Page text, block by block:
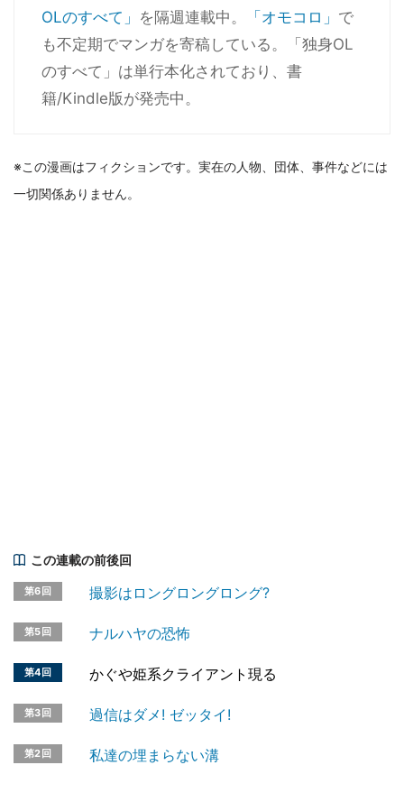
OLのすべて」 を隔週連載中。 「オモコロ」 で
も不定期でマンガを寄稿している。「独身OL
のすべて」は単行本化されており、書
籍/Kindle版が発売中。
※この漫画はフィクションです。実在の人物、団体、事件などには
一切関係ありません。
この連載の前後回
第6回 撮影はロングロングロング?
第5回 ナルハヤの恐怖
第4回 かぐや姫系クライアント現る
第3回 過信はダメ! ゼッタイ!
第2回 私達の埋まらない溝